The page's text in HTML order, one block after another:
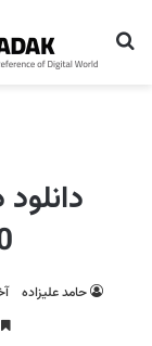
جستجو برای
حامد علیزاده